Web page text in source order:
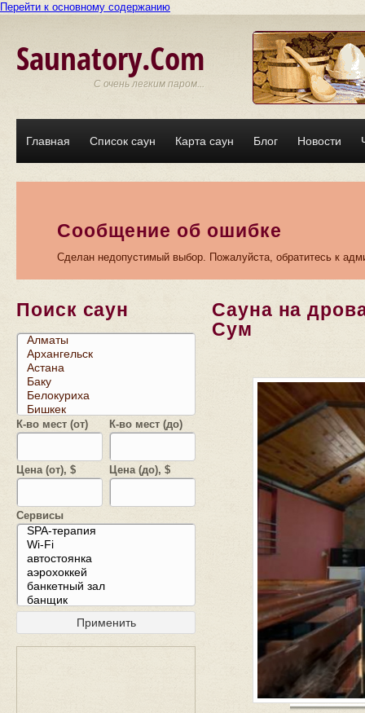
Перейти к основному содержанию
Saunatory.Com
С очень легким паром...
Главная Список саун Карта саун Блог Новости
Сообщение об ошибке
Сделан недопустимый выбор. Пожалуйста, обратитесь к
Поиск саун
К-во мест (от) К-во мест (до)
Цена (от), $ Цена (до), $
Сервисы
Сауна на
Сум